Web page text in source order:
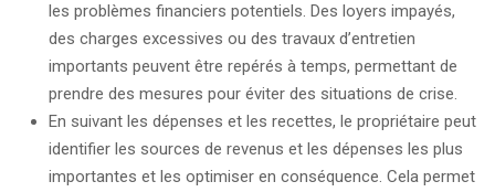
les problèmes financiers potentiels. Des loyers impayés,
des charges excessives ou des travaux d’entretien
importants peuvent être repérés à temps, permettant de
prendre des mesures pour éviter des situations de crise.
En suivant les dépenses et les recettes, le propriétaire peut
identifier les sources de revenus et les dépenses les plus
importantes et les optimiser en conséquence. Cela permet